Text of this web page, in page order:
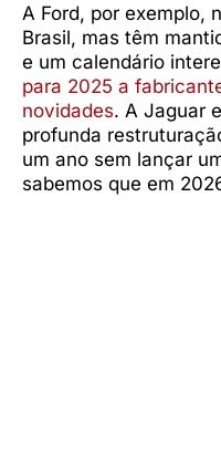
A Ford, por exemplo,
Brasil, mas têm
e um calendário
para 2025 a
novidades. A Jaguar
profunda
um ano sem lançar
sabemos que em